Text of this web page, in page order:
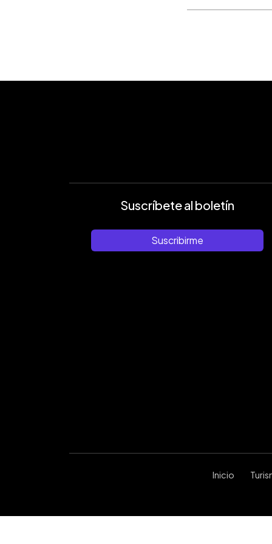
Suscríbete al boletín
Suscribirme
Inicio